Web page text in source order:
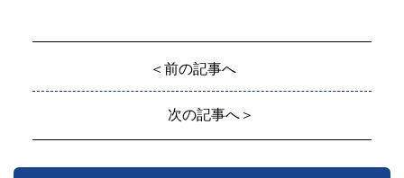
＜前の記事へ
次の記事へ＞